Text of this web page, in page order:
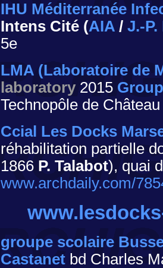
IHU Méditerranée
Intens Cité (AIA / J.-
5e
LMA (Laboratoire de
laboratory 2015
Technopôle de
Ccial Les Docks
réhabilitation partielle
1866 P. Talabot), quai
www.archdaily.com/
groupe scolaire
Castanet bd Charles